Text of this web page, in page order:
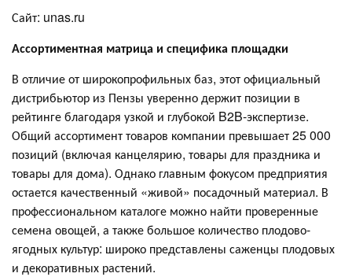
Сайт: unas.ru
Ассортиментная матрица и специфика площадки
В отличие от широкопрофильных баз, этот официальный
дистрибьютор из Пензы уверенно держит позиции в
рейтинге благодаря узкой и глубокой B2B-экспертизе.
Общий ассортимент товаров компании превышает 25 000
позиций (включая канцелярию, товары для праздника и
товары для дома). Однако главным фокусом предприятия
остается качественный «живой» посадочный материал. В
профессиональном каталоге можно найти проверенные
семена овощей, а также большое количество плодово-
ягодных культур: широко представлены саженцы плодовых
и декоративных растений.